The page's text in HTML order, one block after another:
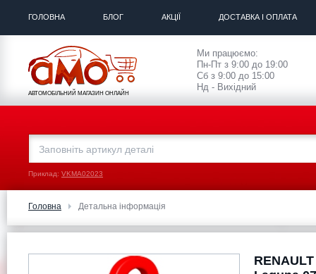
ГОЛОВНА БЛОГ АКЦІЇ ДОСТАВКА І ОПЛАТА
АВТОМОБІЛЬНИЙ МАГАЗИН ОНЛАЙН
Ми працюємо:
Пн-Пт з 9:00 до 19:00
Сб з 9:00 до 15:00
Нд - Вихідний
Приклад: VKMA02023
Головна Детальна інформація